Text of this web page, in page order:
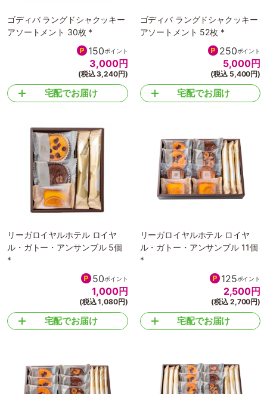
ゴディバ ラングドシャクッキー
アソートメント 30枚 *
150ポイント
3,000円
(税込 3,240円)
宅配でお届け
ゴディバ ラングドシャクッキー
アソートメント 52枚 *
250ポイント
5,000円
(税込 5,400円)
宅配でお届け
リーガロイヤルホテル ロイヤ
ル・ガトー・アンサンブル 5個
*
50ポイント
1,000円
(税込 1,080円)
宅配でお届け
リーガロイヤルホテル ロイヤ
ル・ガトー・アンサンブル 11個
*
125ポイント
2,500円
(税込 2,700円)
宅配でお届け